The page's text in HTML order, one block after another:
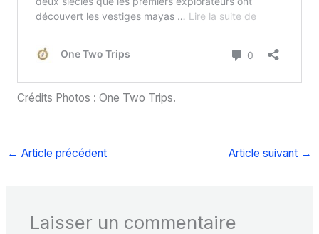
Crédits Photos : One Two Trips.
← Article précédent Article suivant →
Laisser un commentaire